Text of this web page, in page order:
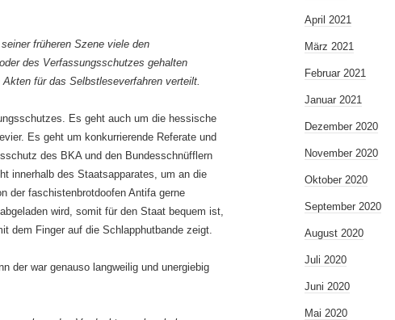
früheren Szene viele den
des Verfassungsschutzes gehalten
für das Selbstleseverfahren verteilt.
Es geht auch um die hessische
Es geht um konkurrierende Referate und
des BKA und den Bundesschnüfflern
innerhalb des Staatsapparates, um an die
der faschistenbrotdoofen Antifa gerne
wird, somit für den Staat bequem ist,
dem Finger auf die Schlapphutbande zeigt.
der war genauso langweilig und unergiebig
April 2021
März 2021
Februar 2021
Januar 2021
Dezember 2020
November 2020
Oktober 2020
September 2020
August 2020
Juli 2020
Juni 2020
Mai 2020